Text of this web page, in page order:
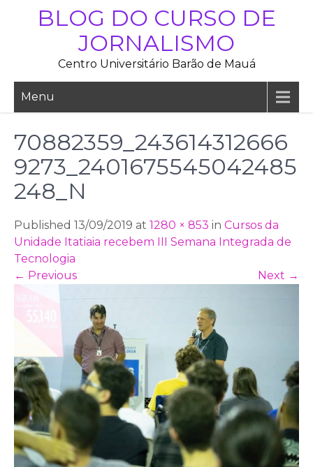
BLOG DO CURSO DE
JORNALISMO
Centro Universitário Barão de Mauá
Menu
70882359_243614312666
9273_2401675545042485
248_N
Published 13/09/2019 at 1280 × 853 in Cursos da
Unidade Itatiaia recebem III Semana Integrada de
Tecnologia
← Previous Next →